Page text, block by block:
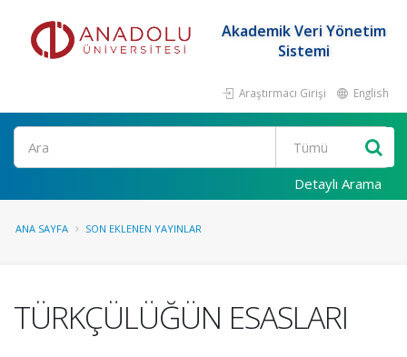
Akademik Veri Yönetim
Sistemi
Araştırmacı Girişi English
Ara
Detaylı Arama
ANA SAYFA SON EKLENEN YAYINLAR
TÜRKÇÜLÜĞÜN ESASLARI